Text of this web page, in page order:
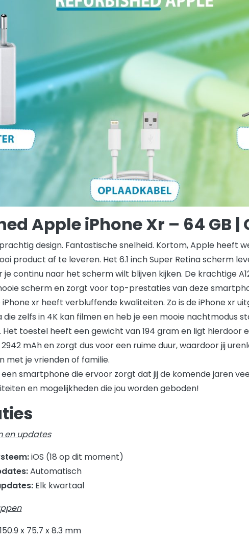
Apple iPhone Xr – 64 GB |
prachtig design. Fantastische snelheid. Kortom, Apple heeft
product af te leveren. Het 6.1 inch Super Retina scherm
continu naar het scherm wilt blijven kijken. De krachtige
scherm en zorgt voor top-prestaties van deze
xr heeft verbluffende kwaliteiten. Zo is de iPhone xr
zelfs in 4K kan filmen en heb je een mooie nachtmodus
Het toestel heeft een gewicht van 194 gram en ligt hierdoor
mAh en zorgt dus voor een ruime duur, waardoor jij
met je vrienden of familie.
een smartphone die ervoor zorgt dat jij de komende jaren
en mogelijkheden die jou worden geboden!
en updates
iOS (18 op dit moment)
Automatisch
Elk kwartaal
150.9 x 75.7 x 8.3 mm